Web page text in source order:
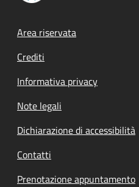
Footer menu
Area riservata
Crediti
Informativa privacy
Note legali
Dichiarazione di accessibilità
Contatti
Prenotazione appuntamento